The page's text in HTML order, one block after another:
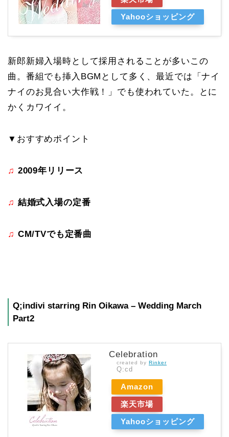
Yahooショッピング
新郎新婦入場時として採用されることが多いこの
曲。番組でも挿入BGMとして多く、最近では「ナイ
ナイのお見合い大作戦！」でも使われていた。とに
かくカワイイ。
▼おすすめポイント
♫ 2009年リリース
♫ 結婚式入場の定番
♫ CM/TVでも定番曲
Q;indivi starring Rin Oikawa – Wedding March
Part2
Celebration
created by Rinker
Q:cd
Amazon
楽天市場
Yahooショッピング